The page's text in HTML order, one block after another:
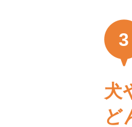
3
犬
ど